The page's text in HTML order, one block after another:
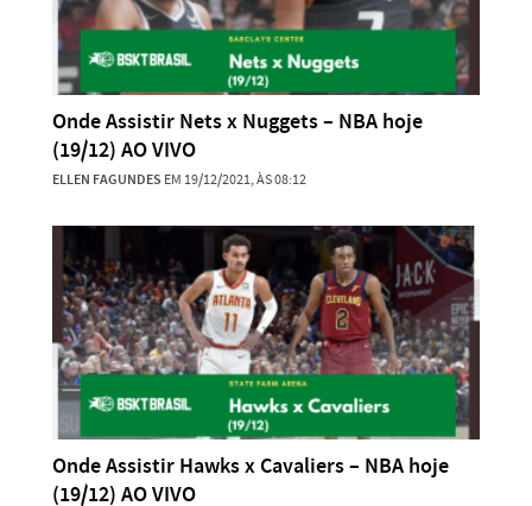
Onde Assistir Nets x Nuggets – NBA hoje
(19/12) AO VIVO
ELLEN FAGUNDES EM 19/12/2021, ÀS 08:12
Onde Assistir Hawks x Cavaliers – NBA hoje
(19/12) AO VIVO